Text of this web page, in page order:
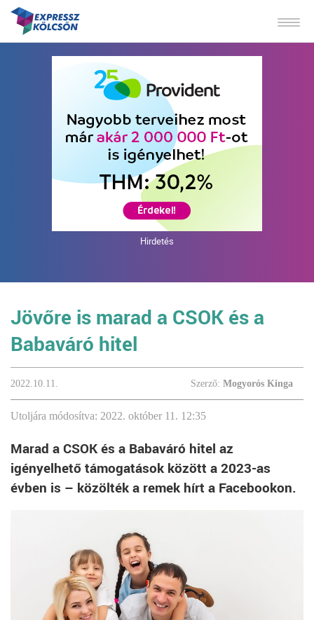
Hirdetés
Jövőre is marad a CSOK és a
Babaváró hitel
2022.10.11. Szerző: Mogyorós Kinga
Utoljára módosítva: 2022. október 11. 12:35
Marad a CSOK és a Babaváró hitel az
igényelhető támogatások között a 2023-as
évben is – közölték a remek hírt a Facebookon.